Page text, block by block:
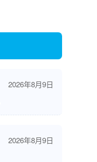
2026年8月9日
2026年8月9日